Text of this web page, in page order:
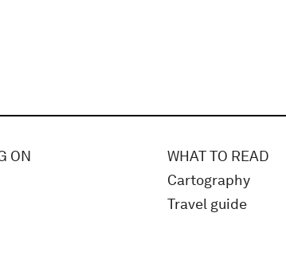
ON
WHAT TO READ
Cartography
Travel guide